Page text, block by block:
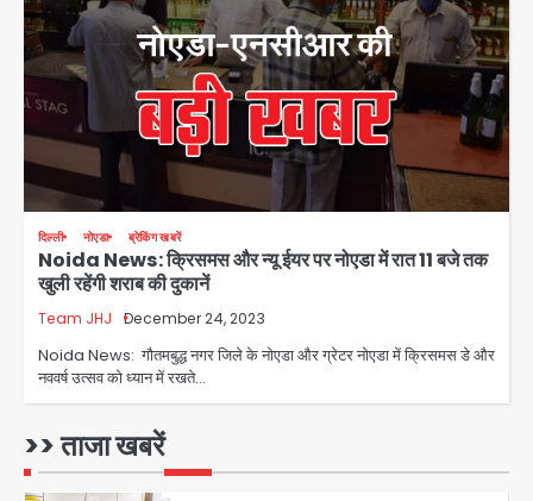
दिल्ली नोएडा ब्रेकिंग खबरें
Noida News: क्रिसमस और न्यू ईयर पर नोएडा में रात 11 बजे तक
खुली रहेंगी शराब की दुकानें
Team JHJ December 24, 2023
Noida News: गौतमबुद्ध नगर जिले के नोएडा और ग्रेटर नोएडा में क्रिसमस डे और
नववर्ष उत्सव को ध्यान में रखते…
>> ताजा खबरें
12 साल से फरार 50 हजार का इनामी
तमिलनाडु से गिरफ्तार
Team JHJ
ठगी, आरोपी ओडिशा से गिरफ्तार
Team JHJ
3
34 मुकदमों में शामिल वाहन चोर गिरफ्तार, पांच